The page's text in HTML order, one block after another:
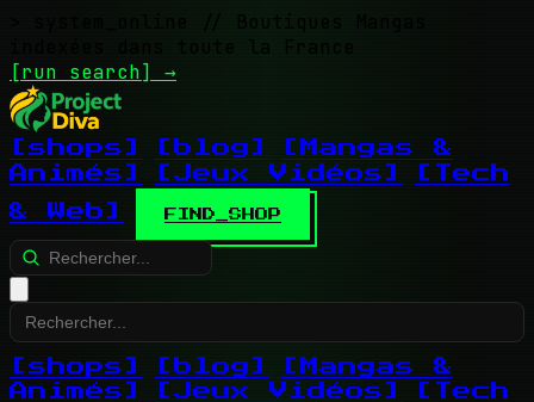
// Boutiques Mangas
indexées dans toute la France
[run search] →
[shops] [blog]
[Mangas &
Animés]
[Jeux Vidéos]
[Tech
& Web]
FIND_SHOP
[shops] [blog]
[Mangas &
Animés]
[Jeux Vidéos]
[Tech